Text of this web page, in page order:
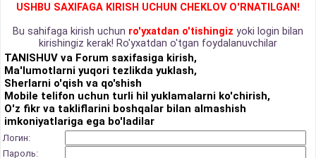
USHBU SAXIFAGA KIRISH UCHUN CHEKLOV O'RNATILGAN!
Bu sahifaga kirish uchun ro'yxatdan o'tishingiz yoki login bilan
kirishingiz kerak! Ro'yxatdan o'tgan foydalanuvchilar
TANISHUV va Forum saxifasiga kirish,
Ma'lumotlarni yuqori tezlikda yuklash,
Sherlarni o'qish va qo'shish
Mobile telifon uchun turli hil yuklamalarni ko'chirish,
O'z fikr va takliflarini boshqalar bilan almashish
imkoniyatlariga ega bo'ladilar
Логин:
Пароль: